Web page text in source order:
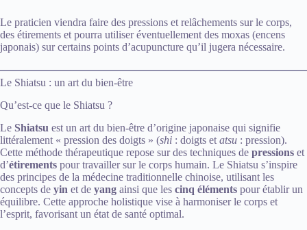
Le praticien viendra faire des pressions et relâchements sur le corps,
des étirements et pourra utiliser éventuellement des moxas (encens
japonais) sur certains points d’acupuncture qu’il jugera nécessaire.
Le Shiatsu : un art du bien-être
Qu’est-ce que le Shiatsu ?
Le Shiatsu est un art du bien-être d’origine japonaise qui signifie
littéralement « pression des doigts » (shi : doigts et atsu : pression).
Cette méthode thérapeutique repose sur des techniques de pressions et
d’étirements pour travailler sur le corps humain. Le Shiatsu s’inspire
des principes de la médecine traditionnelle chinoise, utilisant les
concepts de yin et de yang ainsi que les cinq éléments pour établir un
équilibre. Cette approche holistique vise à harmoniser le corps et
l’esprit, favorisant un état de santé optimal.